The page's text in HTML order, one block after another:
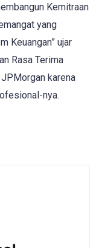
Kemitraan
yang
Keuangan” ujar
Rasa Terima
karena
nya.